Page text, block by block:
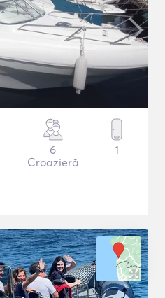
6
Croazieră
1